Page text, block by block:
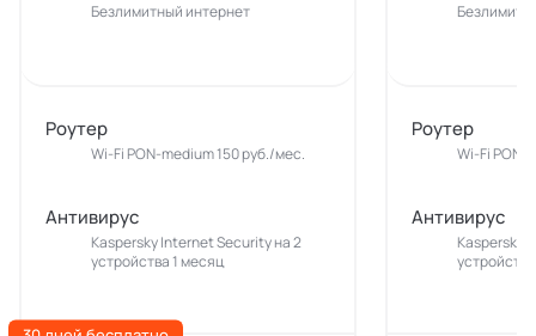
Безлимитный интернет
Роутер
Wi-Fi PON-medium 150 руб./мес.
Антивирус
Kaspersky Internet Security на 2
устройства 1 месяц
Роутер
Wi-Fi PON-
Антивирус
Kaspersky